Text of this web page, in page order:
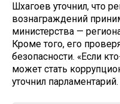
Шхагоев уточнил, что
вознаграждений
министерства —
Кроме того, его
безопасности. «Если
может стать
уточнил парламентарий.